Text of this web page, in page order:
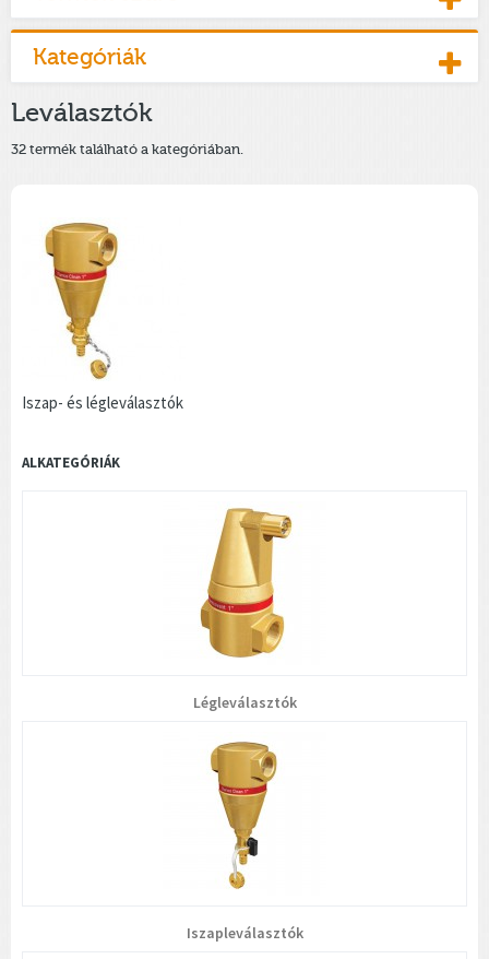
Kategóriák
Leválasztók
32 termék található a kategóriában.
Iszap- és légleválasztók
ALKATEGÓRIÁK
Légleválasztók
Iszapleválasztók